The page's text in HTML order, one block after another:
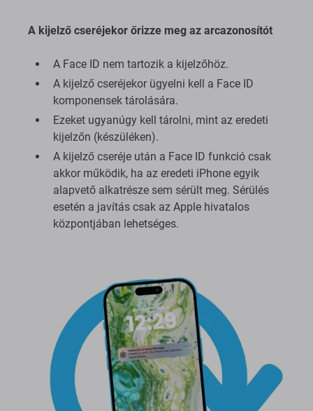
A kijelző cseréjekor őrizze meg az arcazonosítót
A Face ID nem tartozik a kijelzőhöz.
A kijelző cseréjekor ügyelni kell a Face ID
komponensek tárolására.
Ezeket ugyanúgy kell tárolni, mint az eredeti
kijelzőn (készüléken).
A kijelző cseréje után a Face ID funkció csak
akkor működik, ha az eredeti iPhone egyik
alapvető alkatrésze sem sérült meg. Sérülés
esetén a javítás csak az Apple hivatalos
központjában lehetséges.